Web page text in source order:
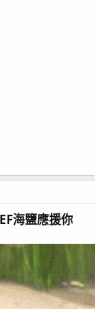
海鹽應援你